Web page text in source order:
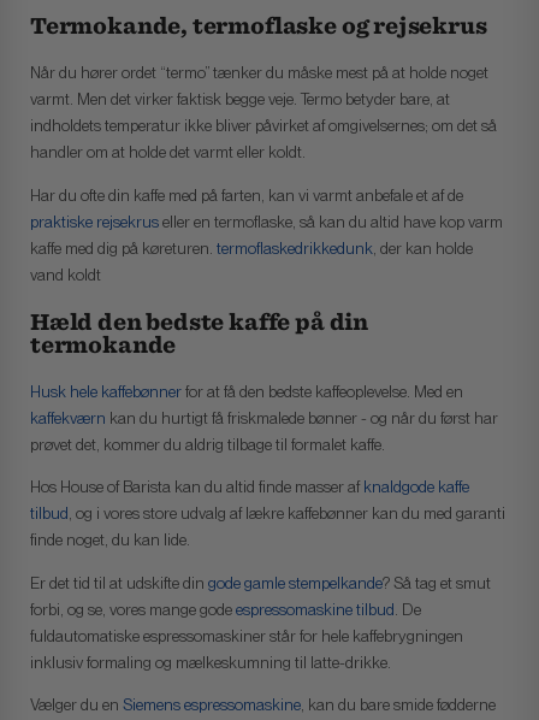
Termokande, termoflaske og rejsekrus
Når du hører ordet “termo” tænker du måske mest på at holde noget
varmt. Men det virker faktisk begge veje. Termo betyder bare, at
indholdets temperatur ikke bliver påvirket af omgivelsernes; om det så
handler om at holde det varmt eller koldt.
Har du ofte din kaffe med på farten, kan vi varmt anbefale et af de
praktiske rejsekruseller en termoflaske, så kan du altid have kop varm
kaffe med dig på køreturen. termoflaskedrikkedunk , der kan holde
vand koldt
Hæld den bedste kaffe på din
termokande
Husk hele kaffebønnerfor at få den bedste kaffeoplevelse. Med en
kaffekværn kan du hurtigt få friskmalede bønner - og når du først har
prøvet det, kommer du aldrig tilbage til formalet kaffe.
Hos House of Barista kan du altid finde masser af knaldgode kaffe
tilbud , og i vores store udvalg af lækre kaffebønner kan du med garanti
finde noget, du kan lide.
Er det tid til at udskifte din gode gamle stempelkande? Så tag et smut
forbi, og se, vores mange godeespressomaskine tilbud . De
fuldautomatiske espressomaskiner står for hele kaffebrygningen
inklusiv formaling og mælkeskumning til latte-drikke.
Vælger du en Siemens espressomaskine , kan du bare smide fødderne